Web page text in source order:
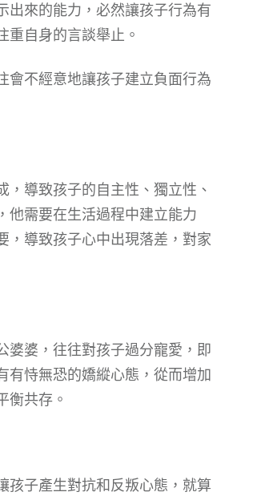
出來的能力，必然讓孩子行為有
重自身的言談舉止。
會不經意地讓孩子建立負面行為
導致孩子的自主性、獨立性、
他需要在生活過程中建立能力
，導致孩子心中出現落差，對家
婆婆，往往對孩子過分寵愛，即
有恃無恐的嬌縱心態，從而增加
衡共存。
孩子產生對抗和反叛心態，就算